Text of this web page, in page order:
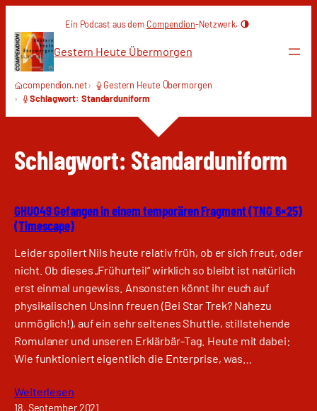
Inhalt
springen
Ein Podcast aus dem Compendion-Netzwerk.
Gestern Heute Übermorgen
compendion.net
Gestern Heute Übermorgen
Schlagwort: Standarduniform
Schlagwort: Standarduniform
GHU049 Gefangen in einem temporären Fragment (TNG 6×25)
(Timescape)
Leider spoilert Nils heute relativ früh, ob er sich freut, oder
nicht. Ob dieses „Frühurteil“ wirklich so bleibt ist natürlich
erst einmal ungewiss. Ansonsten könnt ihr euch auf
physikalischen Unsinn freuen (Bei Star Trek? Nahezu
unmöglich!), auf ein sehr seltenes Shuttle, stillstehende
Romulaner und unseren Erklärbär-Tag. Heute mit dabei:
Wie funktioniert eigentlich die Enterprise, was…
Weiterlesen
18. September 2021